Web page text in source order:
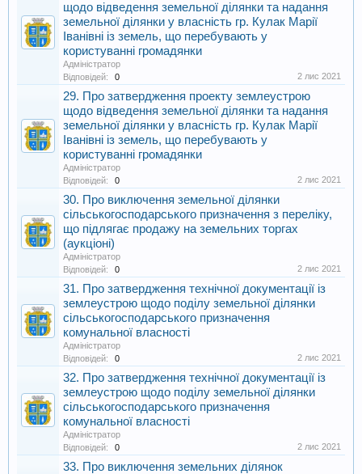
щодо відведення земельної ділянки та надання
земельної ділянки у власність гр. Кулак Марії
Іванівні із земель, що перебувають у
користуванні громадянки
Адміністратор
Відповідей:
0 2 лис 2021
29. Про затвердження проекту землеустрою
щодо відведення земельної ділянки та надання
земельної ділянки у власність гр. Кулак Марії
Іванівні із земель, що перебувають у
користуванні громадянки
Адміністратор
Відповідей:
0 2 лис 2021
30. Про виключення земельної ділянки
сільськогосподарського призначення з переліку,
що підлягає продажу на земельних торгах
(аукціоні)
Адміністратор
Відповідей:
0 2 лис 2021
31. Про затвердження технічної документації із
землеустрою щодо поділу земельної ділянки
сільськогосподарського призначення
комунальної власності
Адміністратор
Відповідей:
0 2 лис 2021
32. Про затвердження технічної документації із
землеустрою щодо поділу земельної ділянки
сільськогосподарського призначення
комунальної власності
Адміністратор
Відповідей:
0 2 лис 2021
33. Про виключення земельних ділянок